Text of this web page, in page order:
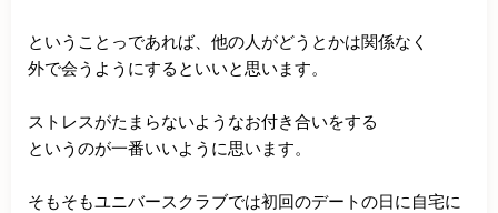
ということっであれば、他の人がどうとかは関係なく
外で会うようにするといいと思います。
ストレスがたまらないようなお付き合いをする
というのが一番いいように思います。
そもそもユニバースクラブでは初回のデートの日に自宅に